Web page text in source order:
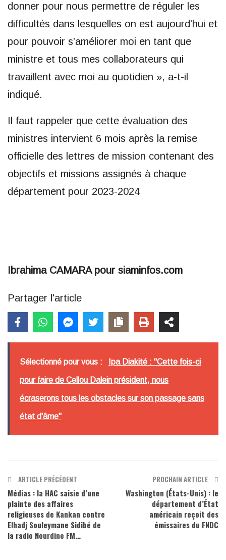
donner pour nous permettre de réguler les
difficultés dans lesquelles on est aujourd’hui et
pour pouvoir s’améliorer moi en tant que
ministre et tous mes collaborateurs qui
travaillent avec moi au quotidien », a-t-il
indiqué.
Il faut rappeler que cette évaluation des
ministres intervient 6 mois après la remise
officielle des lettres de mission contenant des
objectifs et missions assignés à chaque
département pour 2023-2024
Ibrahima CAMARA pour siaminfos.com
Partager l'article
Sélectionné pour vous : Ipa Diakité : "Cette fois-ci
pour faire de Cellou Dalein président, nous
écraserons tous les obstacles sur son passage sans
état d'âme"
ARTICLE PRÉCÉDENT
Médias : la HAC saisie d’une
plainte des affaires
religieuses de Kankan contre
Elhadj Souleymane Sidibé de
la radio Nourdine FM…
PROCHAIN ARTICLE
Washington (États-Unis) : le
département d’État
américain reçoit des
émissaires du FNDC